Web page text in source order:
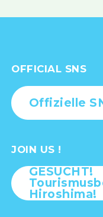
OFFICIAL SNS
Offizielle
JOIN US !
GESUCHT!
Hiroshima!